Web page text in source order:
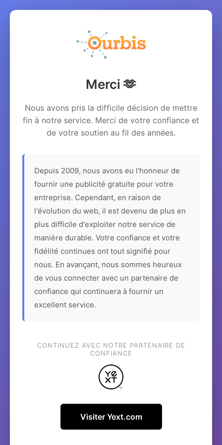
Merci 🫶
Nous avons pris la difficile décision de mettre
fin à notre service. Merci de votre confiance et
de votre soutien au fil des années.
Depuis 2009, nous avons eu l'honneur de
fournir une publicité gratuite pour votre
entreprise. Cependant, en raison de
l'évolution du web, il est devenu de plus en
plus difficile d'exploiter notre service de
manière durable. Votre confiance et votre
fidélité continues ont tout signifié pour
nous. En avançant, nous sommes heureux
de vous connecter avec un partenaire de
confiance qui continuera à fournir un
excellent service.
CONTINUEZ AVEC NOTRE PARTENAIRE DE
CONFIANCE
Visiter Yext.com